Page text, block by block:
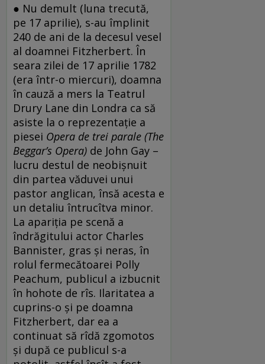
● Nu demult (luna trecută,
pe 17 aprilie), s-au împlinit
240 de ani de la decesul vesel
al doamnei Fitzherbert. În
seara zilei de 17 aprilie 1782
(era într-o miercuri), doamna
în cauză a mers la Teatrul
Drury Lane din Londra ca să
asiste la o reprezentație a
piesei Opera de trei parale (The
Beggar’s Opera) de John Gay –
lucru destul de neobișnuit
din partea văduvei unui
pastor anglican, însă acesta e
un detaliu întrucîtva minor.
La apariția pe scenă a
îndrăgitului actor Charles
Bannister, gras și neras, în
rolul fermecătoarei Polly
Peachum, publicul a izbucnit
în hohote de rîs. Ilaritatea a
cuprins-o și pe doamna
Fitzherbert, dar ea a
continuat să rîdă zgomotos
și după ce publicul s-a